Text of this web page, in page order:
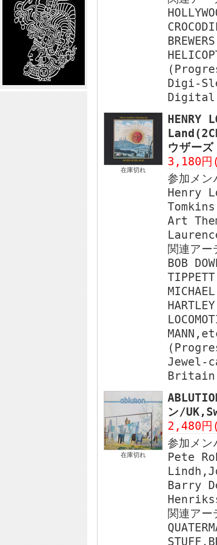
Digi-
在庫切れ
HENRY
ウザー
3,180円
参加メン
Henry
Art
関連アー
BOB
Jewel-
在庫切れ
ン/
2,480円
参加メン
Pete
Barry
関連アー